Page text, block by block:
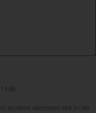
MB.
andere diensten die in de